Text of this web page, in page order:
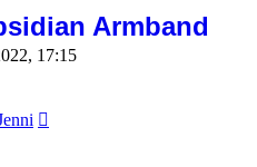
Armband
17:15